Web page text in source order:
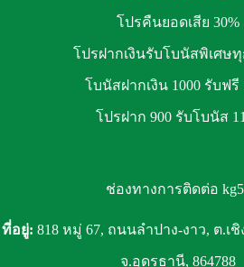
โปรคืนยอดเสีย 30%
โปรฝากเงินรับโบนัสพิเศษ
โบนัสฝากเงิน 1000 รับฟรี
โปรฝาก 900 รับโบนัส
ช่องทางการติดต่อ
ที่อยู่: 818 หมู่ 67, ถนนลำปาง-งาว, ต.เ
จ.อุดรธานี, 864788